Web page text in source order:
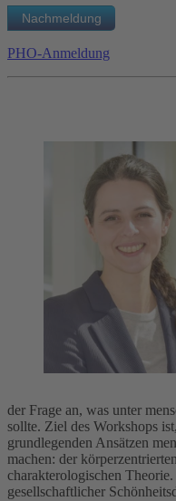
PHO-Anmeldung
der Frage an, was unter
sollte. Ziel des Workshops
grundlegenden Ansätzen
machen: der
charakterologischen
gesellschaftlicher